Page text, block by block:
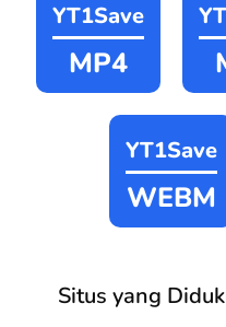
YT1Save
MP4
YT1Save
WEBM
Situs yang